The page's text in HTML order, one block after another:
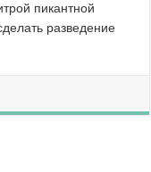
пикантной
разведение